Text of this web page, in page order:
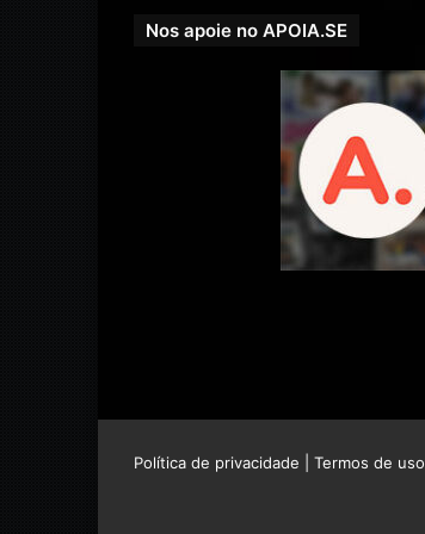
Nos apoie no APOIA.SE
Política de privacidade Termos de uso